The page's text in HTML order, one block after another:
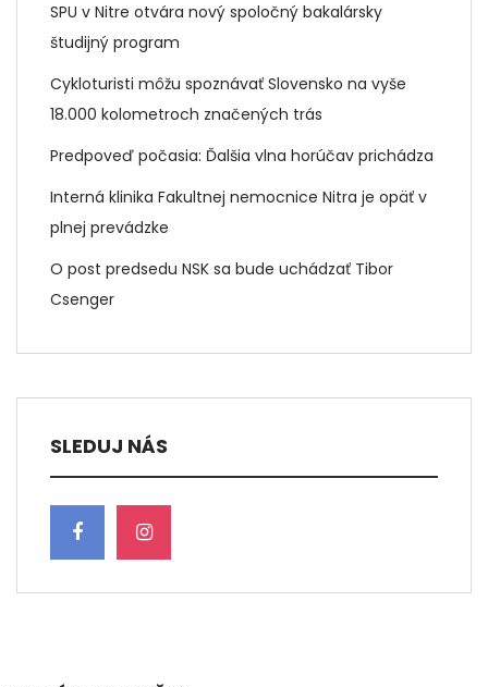
SPU v Nitre otvára nový spoločný bakalársky
študijný program
Cykloturisti môžu spoznávať Slovensko na vyše
18.000 kolometroch značených trás
Predpoveď počasia: Ďalšia vlna horúčav prichádza
Interná klinika Fakultnej nemocnice Nitra je opäť v
plnej prevádzke
O post predsedu NSK sa bude uchádzať Tibor
Csenger
SLEDUJ NÁS